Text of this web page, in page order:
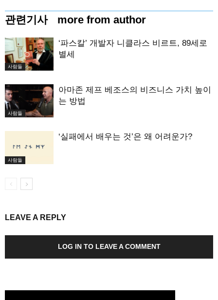
관련기사 more from author
사람들
‘파스칼’ 개발자 니클라스 비르트, 89세로
별세
사람들
아마존 제프 베조스의 비즈니스 가치 높이
는 방법
사람들
‘실패에서 배우는 것’은 왜 어려운가?
LEAVE A REPLY
LOG IN TO LEAVE A COMMENT